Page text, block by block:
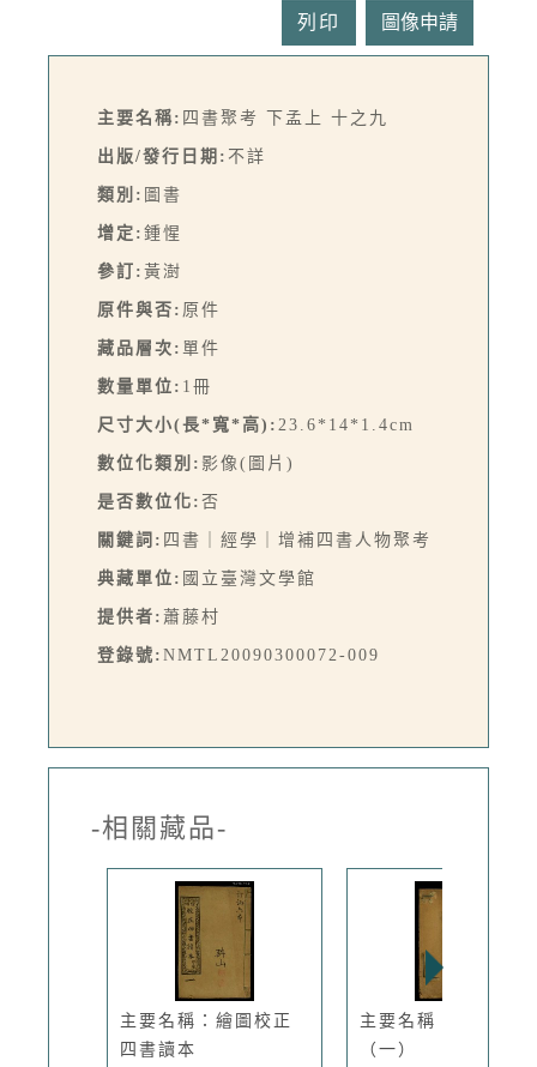
列印
主要名稱: 四書聚考 下孟上 十之九
出版/發行日期: 不詳
類別: 圖書
增定: 鍾惺
參訂: 黃澍
原件與否: 原件
藏品層次: 單件
數量單位: 1冊
尺寸大小(長*寬*高): 23.6*14*1.4cm
數位化類別: 影像(圖片)
是否數位化: 否
關鍵詞: 四書｜經學｜增補四書人物聚考
典藏單位: 國立臺灣文學館
提供者: 蕭藤村
登錄號: NMTL20090300072-009
-相關藏品-
主要名稱：繪圖校正
四書讀本
主要名稱：四書備旨
（一）